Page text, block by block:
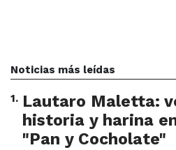
Noticias más leídas
1. Lautaro Maletta:
historia y harina
"Pan y Cocholate"